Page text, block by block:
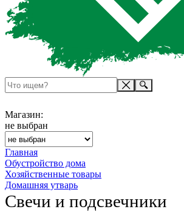
Магазин:
не выбран
Главная
Обустройство дома
Хозяйственные товары
Домашняя утварь
Свечи и подсвечники